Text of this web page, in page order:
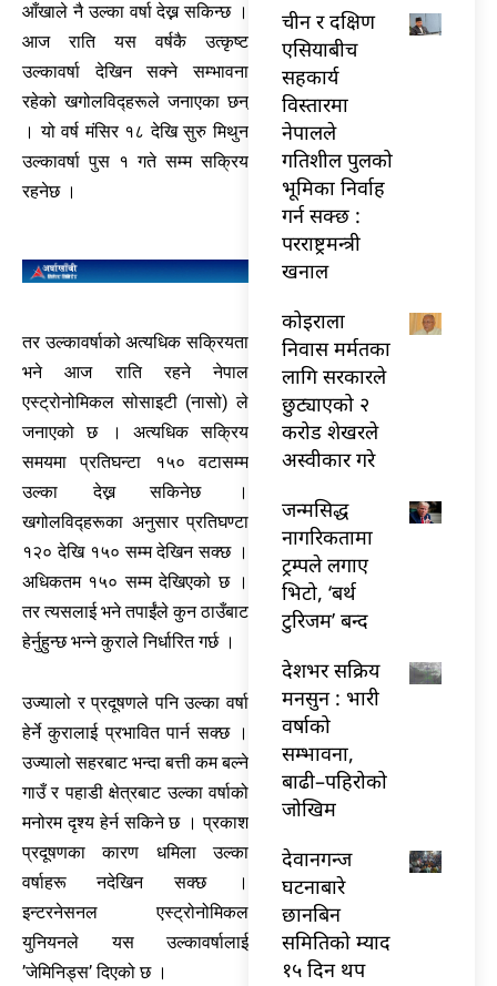
आँखाले नै उल्का वर्षा देख्न सकिन्छ ।
आज राति यस वर्षकै उत्कृष्ट
उल्कावर्षा देखिन सक्ने सम्भावना
रहेको खगोलविद्हरूले जनाएका छन्
। यो वर्ष मंसिर १८ देखि सुरु मिथुन
उल्कावर्षा पुस १ गते सम्म सक्रिय
रहनेछ ।
तर उल्कावर्षाको अत्यधिक सक्रियता
भने आज राति रहने नेपाल
एस्ट्रोनोमिकल सोसाइटी (नासो) ले
जनाएको छ । अत्यधिक सक्रिय
समयमा प्रतिघन्टा १५० वटासम्म
उल्का देख्न सकिनेछ ।
खगोलविद्हरूका अनुसार प्रतिघण्टा
१२० देखि १५० सम्म देखिन सक्छ ।
अधिकतम १५० सम्म देखिएको छ ।
तर त्यसलाई भने तपाईंले कुन ठाउँबाट
हेर्नुहुन्छ भन्ने कुराले निर्धारित गर्छ ।
उज्यालो र प्रदूषणले पनि उल्का वर्षा
हेर्ने कुरालाई प्रभावित पार्न सक्छ ।
उज्यालो सहरबाट भन्दा बत्ती कम बल्ने
गाउँ र पहाडी क्षेत्रबाट उल्का वर्षाको
मनोरम दृश्य हेर्न सकिने छ । प्रकाश
प्रदूषणका कारण धमिला उल्का
वर्षाहरू नदेखिन सक्छ ।
इन्टरनेसनल एस्ट्रोनोमिकल
युनियनले यस उल्कावर्षालाई
’जेमिनिड्स’ दिएको छ ।
चीन र दक्षिण
एसियाबीच
सहकार्य
विस्तारमा
नेपालले
गतिशील पुलको
भूमिका निर्वाह
गर्न सक्छ :
परराष्ट्रमन्त्री
खनाल
कोइराला
निवास मर्मतका
लागि सरकारले
छुट्याएको २
करोड शेखरले
अस्वीकार गरे
जन्मसिद्ध
नागरिकतामा
ट्रम्पले लगाए
भिटो, ‘बर्थ
टुरिजम’ बन्द
देशभर सक्रिय
मनसुन : भारी
वर्षाको
सम्भावना,
बाढी–पहिरोको
जोखिम
देवानगन्ज
घटनाबारे
छानबिन
समितिको म्याद
१५ दिन थप